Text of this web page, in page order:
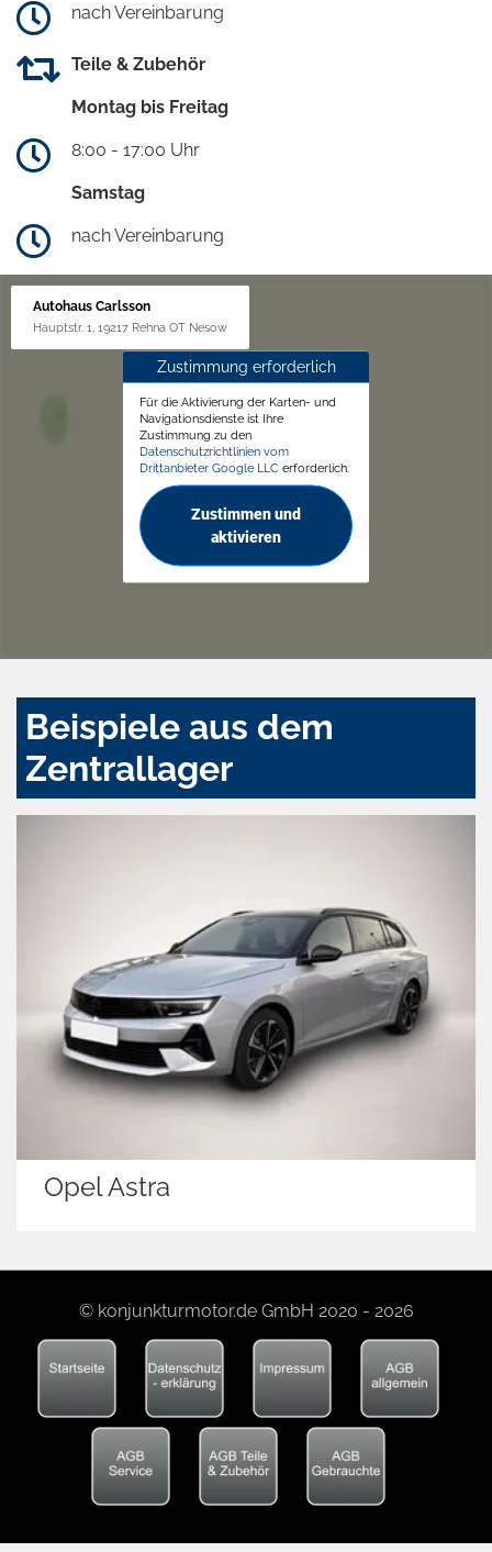
nach Vereinbarung
Teile & Zubehör
Montag bis Freitag
8:00 - 17:00 Uhr
Samstag
nach Vereinbarung
Autohaus Carlsson
Hauptstr. 1, 19217 Rehna OT Nesow
Zustimmung erforderlich
Für die Aktivierung der Karten- und
Navigationsdienste ist Ihre
Zustimmung zu den
Datenschutzrichtlinien vom
Drittanbieter Google LLC erforderlich.
Zustimmen und
aktivieren
Beispiele aus dem
Zentrallager
Opel Astra
© konjunkturmotor.de GmbH 2020 - 2026